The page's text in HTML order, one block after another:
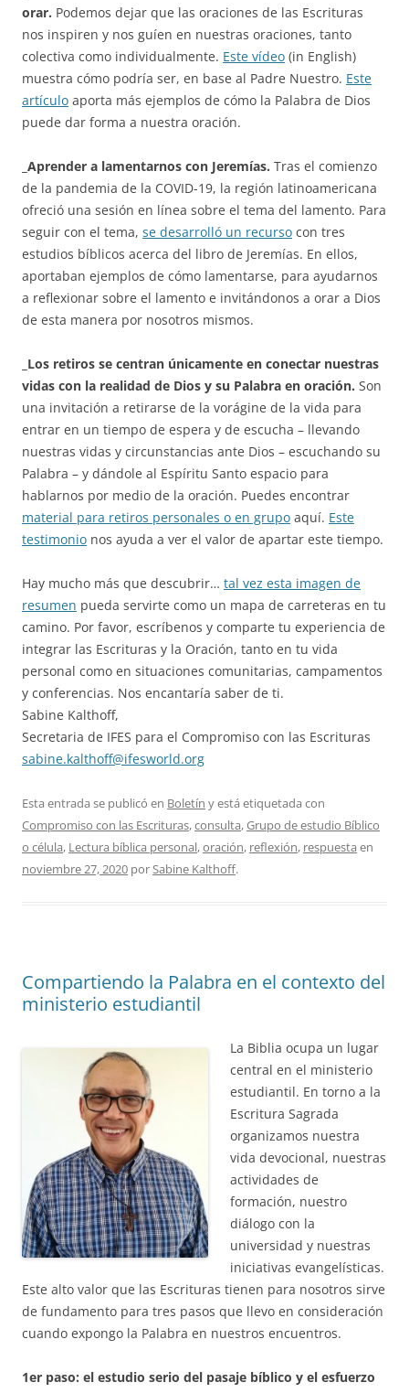
orar. Podemos dejar que las oraciones de las Escrituras
nos inspiren y nos guíen en nuestras oraciones, tanto
colectiva como individualmente. Este vídeo (in English)
muestra cómo podría ser, en base al Padre Nuestro. Este
artículo aporta más ejemplos de cómo la Palabra de Dios
puede dar forma a nuestra oración.
_Aprender a lamentarnos con Jeremías. Tras el comienzo
de la pandemia de la COVID-19, la región latinoamericana
ofreció una sesión en línea sobre el tema del lamento. Para
seguir con el tema, se desarrolló un recurso con tres
estudios bíblicos acerca del libro de Jeremías. En ellos,
aportaban ejemplos de cómo lamentarse, para ayudarnos
a reflexionar sobre el lamento e invitándonos a orar a Dios
de esta manera por nosotros mismos.
_Los retiros se centran únicamente en conectar nuestras
vidas con la realidad de Dios y su Palabra en oración. Son
una invitación a retirarse de la vorágine de la vida para
entrar en un tiempo de espera y de escucha – llevando
nuestras vidas y circunstancias ante Dios – escuchando su
Palabra – y dándole al Espíritu Santo espacio para
hablarnos por medio de la oración. Puedes encontrar
material para retiros personales o en grupo aquí. Este
testimonio nos ayuda a ver el valor de apartar este tiempo.
Hay mucho más que descubrir… tal vez esta imagen de
resumen pueda servirte como un mapa de carreteras en tu
camino. Por favor, escríbenos y comparte tu experiencia de
integrar las Escrituras y la Oración, tanto en tu vida
personal como en situaciones comunitarias, campamentos
y conferencias. Nos encantaría saber de ti.
Sabine Kalthoff,
Secretaria de IFES para el Compromiso con las Escrituras
sabine.kalthoff@ifesworld.org
Esta entrada se publicó en Boletín y está etiquetada con
Compromiso con las Escrituras,consulta,Grupo de estudio Bíblico
o célula, Lectura bíblica personal,oración, reflexión, respuesta en
noviembre 27, 2020 porSabine Kalthoff.
Compartiendo la Palabra en el contexto del
ministerio estudiantil
La Biblia ocupa un lugar
central en el ministerio
estudiantil. En torno a la
Escritura Sagrada
organizamos nuestra
vida devocional, nuestras
actividades de
formación, nuestro
diálogo con la
universidad y nuestras
iniciativas evangelísticas.
Este alto valor que las Escrituras tienen para nosotros sirve
de fundamento para tres pasos que llevo en consideración
cuando expongo la Palabra en nuestros encuentros.
1er paso: el estudio serio del pasaje bíblico y el esfuerzo